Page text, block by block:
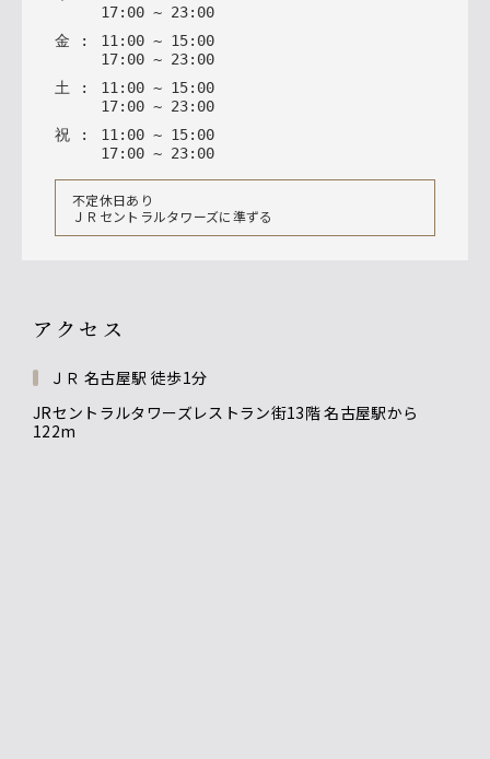
17: 00 ~ 23: 00
金 : 11 : 00 ~ 15: 00
17: 00 ~ 23: 00
土 : 11 : 00 ~ 15: 00
17: 00 ~ 23: 00
祝 : 11 : 00 ~ 15: 00
17: 00 ~ 23: 00
不定休日あり
ＪＲセントラルタワーズに準ずる
アクセス
ＪＲ 名古屋駅 徒歩1分
JRセントラルタワーズレストラン街13階 名古屋駅から
122m